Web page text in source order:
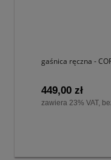
gaśnica ręczna -
449,00 zł
zawiera 23% VAT,